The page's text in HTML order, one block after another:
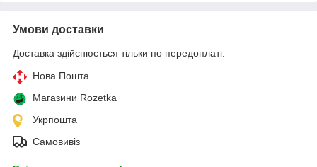
Умови доставки
Доставка здійснюється тільки по передоплаті.
Нова Пошта
Магазини Rozetka
Укрпошта
Самовивіз